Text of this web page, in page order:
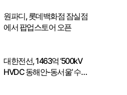
원파디, 롯데백화점 잠실점
에서 팝업스토어 오픈
대한전선, 1463억 ‘500kV
HVDC 동해안-동서울’ 수